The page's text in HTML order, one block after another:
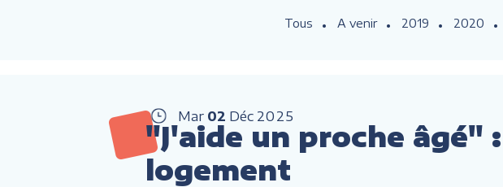
Tous A venir 2019 2020
Mar 02 Déc 2025
"J'aide un proche âgé"
logement